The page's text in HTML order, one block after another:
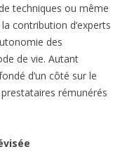
techniques ou même
contribution d’experts
des
de vie. Autant
d’un côté sur le
rémunérés